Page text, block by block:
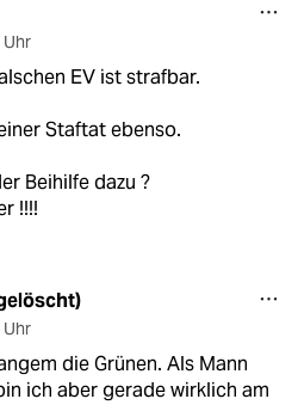
Uhr
EV ist strafbar.
Staftat ebenso.
Beihilfe dazu ?
!!!!
Uhr
die Grünen. Als Mann
ich aber gerade wirklich am